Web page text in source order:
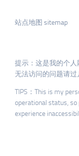
站点地图 sitemap
提示：这是我的个
无法访问的问题请过
TIPS：This is my
operational status, so
experience